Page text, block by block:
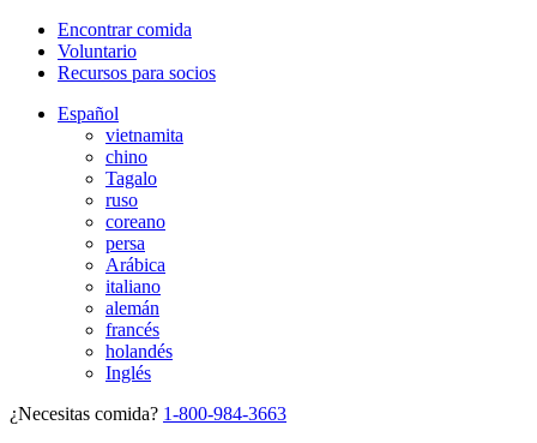
Encontrar comida
Voluntario
Recursos para socios
Español
vietnamita
chino
Tagalo
ruso
coreano
persa
Arábica
italiano
alemán
francés
holandés
Inglés
¿Necesitas comida? 1-800-984-3663